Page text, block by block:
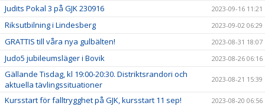
Judits Pokal 3 på GJK 230916 2023-09-16 11:21
Riksutbilning i Lindesberg 2023-09-02 06:29
GRATTIS till våra nya gulbälten! 2023-08-31 18:07
Judo5 jubileumsläger i Bovik 2023-08-26 06:16
Gällande Tisdag, kl 19:00-20:30. Distriktsrandori och
aktuella tävlingssituationer
2023-08-21 15:39
Kursstart för falltrygghet på GJK, kursstart 11 sep! 2023-08-20 06:56